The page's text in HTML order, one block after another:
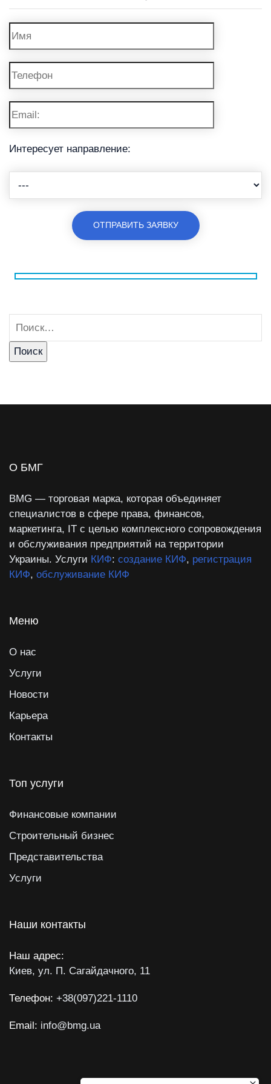
Интересует направление:
О БМГ
BMG — торговая марка, которая объединяет
специалистов в сфере права, финансов,
маркетинга, IT с целью комплексного сопровождения
и обслуживания предприятий на территории
Украины. Услуги КИФ: создание КИФ, регистрация
КИФ, обслуживание КИФ
Меню
О нас
Услуги
Новости
Карьера
Контакты
Топ услуги
Финансовые компании
Строительный бизнес
Представительства
Услуги
Наши контакты
Наш адрес:
Киев, ул. П. Сагайдачного, 11
Телефон: +38(097)221-1110
Email: info@bmg.ua